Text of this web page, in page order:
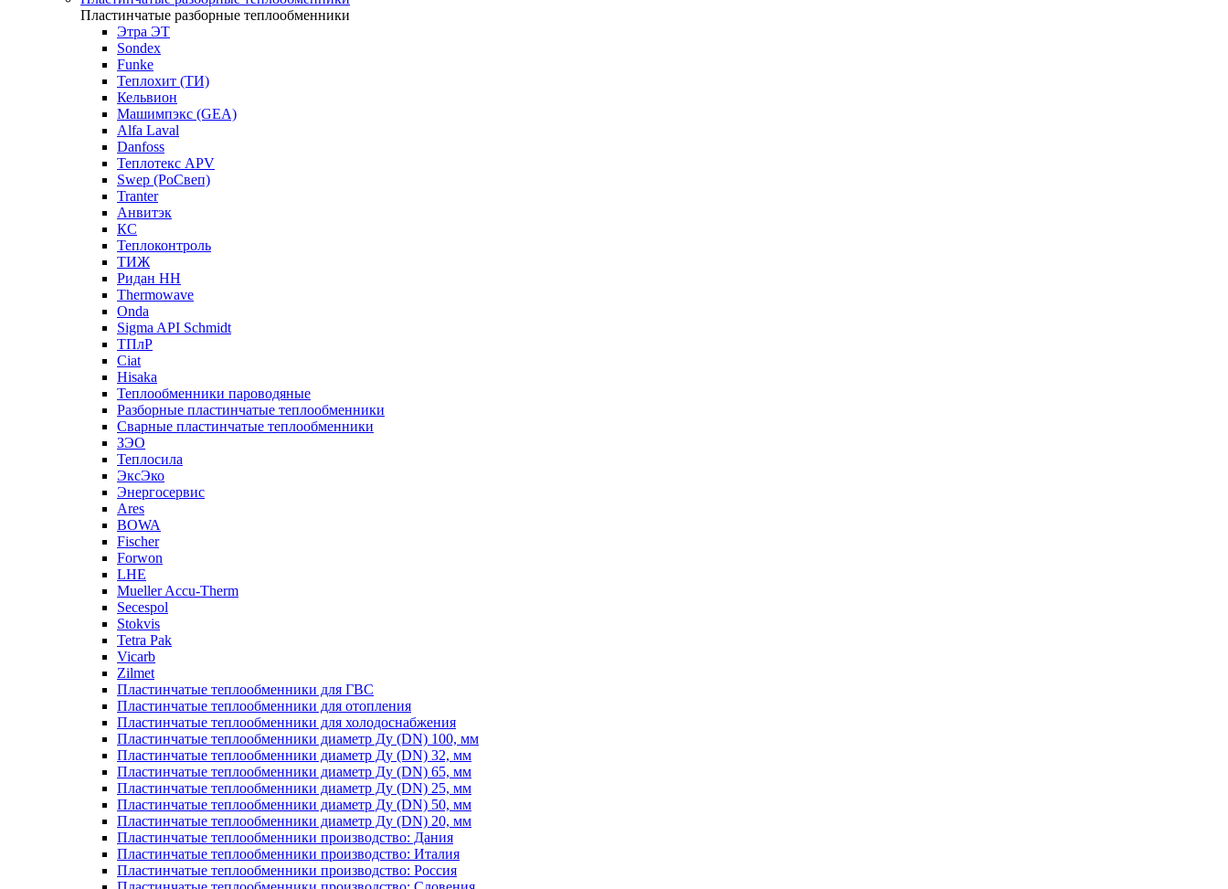
Пластинчатые разборные теплообменники
Этра ЭТ
Sondex
Funke
Теплохит (ТИ)
Кельвион
Машимпэкс (GEA)
Alfa Laval
Danfoss
Теплотекс APV
Swep (РоСвеп)
Tranter
Анвитэк
КС
Теплоконтроль
ТИЖ
Ридан НН
Thermowave
Onda
Sigma API Schmidt
ТПлР
Ciat
Hisaka
Теплообменники пароводяные
Разборные пластинчатые теплообменники
Сварные пластинчатые теплообменники
ЗЭО
Теплосила
ЭксЭко
Энергосервис
Ares
BOWA
Fischer
Forwon
LHE
Mueller Accu-Therm
Secespol
Stokvis
Tetra Pak
Vicarb
Zilmet
Пластинчатые теплообменники для ГВС
Пластинчатые теплообменники для отопления
Пластинчатые теплообменники для холодоснабжения
Пластинчатые теплообменники диаметр Ду (DN) 100, мм
Пластинчатые теплообменники диаметр Ду (DN) 32, мм
Пластинчатые теплообменники диаметр Ду (DN) 65, мм
Пластинчатые теплообменники диаметр Ду (DN) 25, мм
Пластинчатые теплообменники диаметр Ду (DN) 50, мм
Пластинчатые теплообменники диаметр Ду (DN) 20, мм
Пластинчатые теплообменники производство: Дания
Пластинчатые теплообменники производство: Италия
Пластинчатые теплообменники производство: Россия